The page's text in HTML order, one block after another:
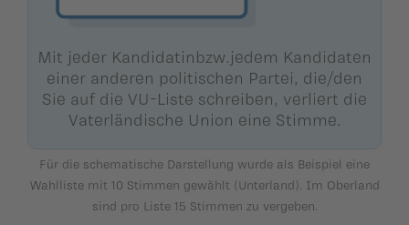
Mit jeder Kandidatinbzw.jedem Kandidaten
einer anderen politischen Partei, die/den
Sie auf die VU-Liste schreiben, verliert die
Vaterländische Union eine Stimme.
Für die schematische Darstellung wurde als Beispiel eine
Wahlliste mit 10 Stimmen gewählt (Unterland). Im Oberland
sind pro Liste 15 Stimmen zu vergeben.